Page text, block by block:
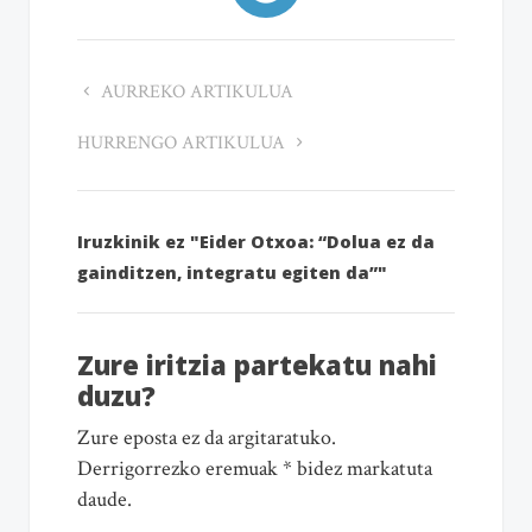
AURREKO ARTIKULUA
HURRENGO ARTIKULUA
Iruzkinik ez "Eider Otxoa: “Dolua ez da
gainditzen, integratu egiten da”"
Zure iritzia partekatu nahi
duzu?
Zure eposta ez da argitaratuko.
Derrigorrezko eremuak * bidez markatuta
daude.